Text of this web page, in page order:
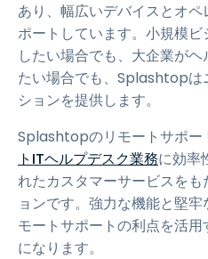
あり、幅広いデバイスとオ
ポートしています。小規模
したい場合でも、大企業が
たい場合でも、Splashtopは
ションを提供します。
Splashtopのリモートサポー
トITヘルプデスク業務に効率
れたカスタマーサービスを
ョンです。強力な機能と堅
モートサポートの利点を活
になります。